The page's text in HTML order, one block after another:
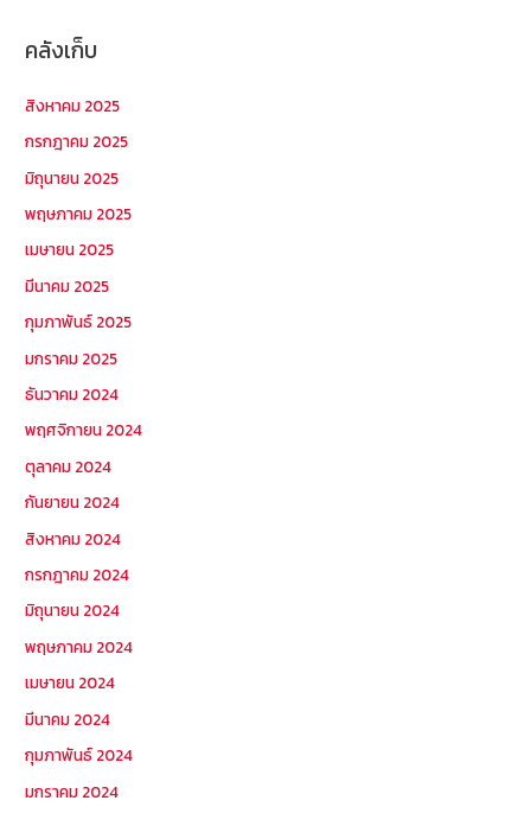
คลังเก็บ
สิงหาคม 2025
กรกฎาคม 2025
มิถุนายน 2025
พฤษภาคม 2025
เมษายน 2025
มีนาคม 2025
กุมภาพันธ์ 2025
มกราคม 2025
ธันวาคม 2024
พฤศจิกายน 2024
ตุลาคม 2024
กันยายน 2024
สิงหาคม 2024
กรกฎาคม 2024
มิถุนายน 2024
พฤษภาคม 2024
เมษายน 2024
มีนาคม 2024
กุมภาพันธ์ 2024
มกราคม 2024